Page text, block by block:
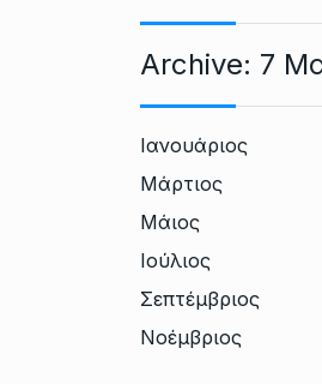
Archive: 7
Ιανουάριος
Μάρτιος
Μάιος
Ιούλιος
Σεπτέμβριος
Νοέμβριος